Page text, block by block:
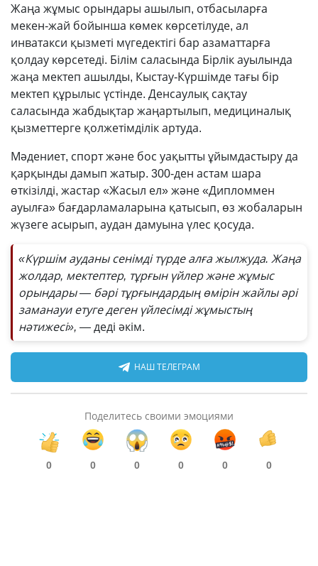
Жаңа жұмыс орындары ашылып, отбасыларға
мекен-жай бойынша көмек көрсетілуде, ал
инватакси қызметі мүгедектігі бар азаматтарға
қолдау көрсетеді. Білім саласында Бірлік ауылында
жаңа мектеп ашылды, Кыстау-Күршімде тағы бір
мектеп құрылыс үстінде. Денсаулық сақтау
саласында жабдықтар жаңартылып, медициналық
қызметтерге қолжетімділік артуда.
Мәдениет, спорт және бос уақытты ұйымдастыру да
қарқынды дамып жатыр. 300-ден астам шара
өткізілді, жастар «Жасыл ел» және «Дипломмен
ауылға» бағдарламаларына қатысып, өз жобаларын
жүзеге асырып, аудан дамуына үлес қосуда.
«Күршім ауданы сенімді түрде алға жылжуда. Жаңа
жолдар, мектептер, тұрғын үйлер және жұмыс
орындары — бәрі тұрғындардың өмірін жайлы әрі
заманауи етуге деген үйлесімді жұмыстың
нәтижесі», —деді әкім.
НАШ ТЕЛЕГРАМ
Поделитесь своими эмоциями
0 0 0 0 0 0